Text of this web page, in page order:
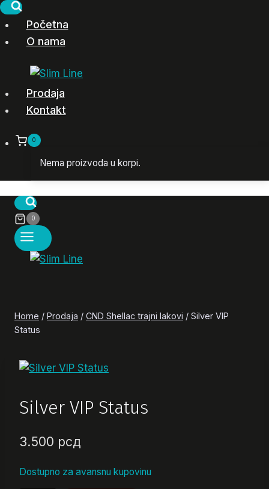
Skip
to
content
Početna
O nama
Prodaja
Kontakt
0
Nema proizvoda u korpi.
0
Home / Prodaja / CND Shellac trajni lakovi / Silver VIP
Status
Silver VIP Status
3.500 рсд
Dostupno za avansnu kupovinu